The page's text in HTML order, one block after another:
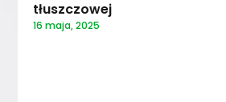
tłuszczowej
16 maja, 2025